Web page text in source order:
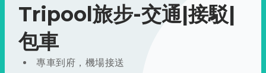
Tripool旅步-交通|接駁|
包車
專車到府，機場接送